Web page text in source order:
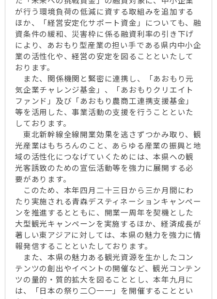
が行う環境負荷の低減に資する取組みを追加する
ほか、「経営安定化サポート資金」についても、融
資条件の緩和、災害枠に係る融資利率の引き下げ
により、あおもり型産業の担い手である県内中小企
業の活性化や、経営の安定を図ることといたして
おります。
また、関係機関と緊密に連携し、「あおもり元
気企業チャレンジ基金」、「あおもりクリエイト
ファンド」及び「あおもり農商工連携支援基金」
等を活用した、事業活動の支援を行うことといた
しております。
東北新幹線全線開業効果を逃さずつかみ取り、観
光産業はもちろんのこと、あらゆる産業の振興と地
域の活性化につなげていくためには、本県への観
光客誘致のための宣伝活動等を強力に展開する必
要があります。
このため、本年四月二十三日から三か月間にわ
たり実施される青森デスティネーションキャンペー
ンを推進するとともに、開業一周年を契機とした
大型観光キャンペーンを実施するほか、経済成長が
著しい東アジアに対しては、本県の魅力を強力に情
報発信することといたしております。
また、本県の魅力ある観光資源を生かしたコン
テンツの創出やイベントの開催など、観光コンテン
ツの量的・質的拡大を図ることとし、本年九月に
は、「日本の祭り二〇一一」を開催することとい